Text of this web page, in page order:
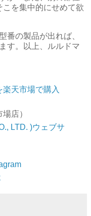
を集中的にせめて欲
番の製品が出れば、
す。以上、ルルドマ
天市場で購入
場店）
LTD. )ウェブサ